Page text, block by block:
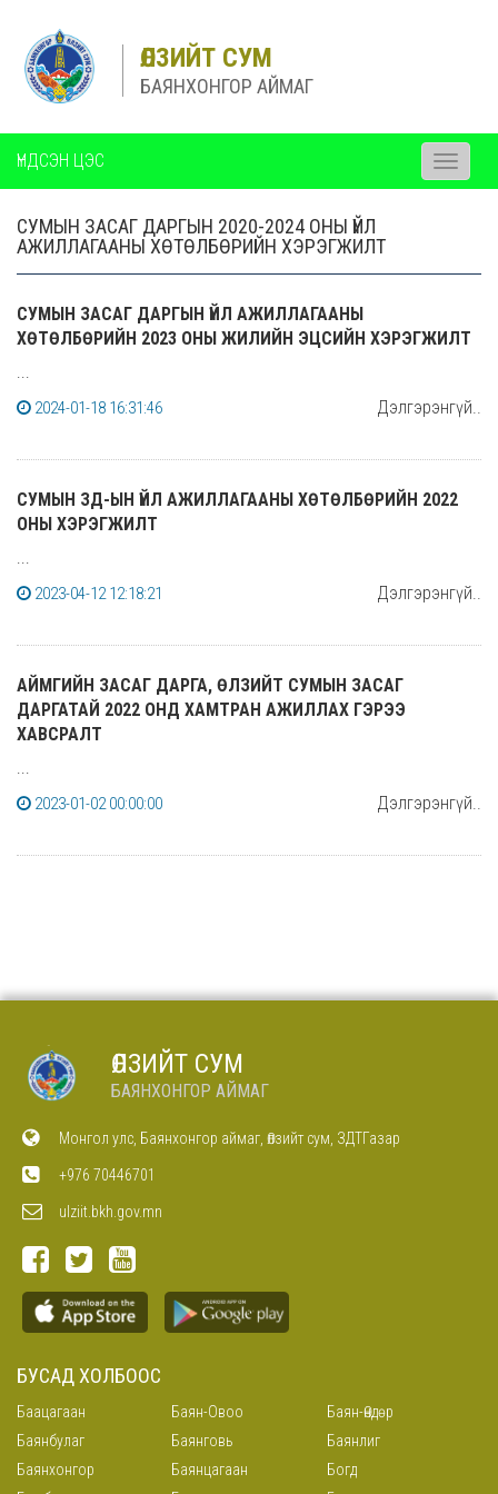
ӨЛЗИЙТ СУМ
БАЯНХОНГОР АЙМАГ
ҮНДСЭН ЦЭС
Toggle
СУМЫН ЗАСАГ ДАРГЫН 2020-2024 ОНЫ ҮЙЛ
АЖИЛЛАГААНЫ ХӨТӨЛБӨРИЙН ХЭРЭГЖИЛТ
СУМЫН ЗАСАГ ДАРГЫН ҮЙЛ АЖИЛЛАГААНЫ
ХӨТӨЛБӨРИЙН 2023 ОНЫ ЖИЛИЙН ЭЦСИЙН ХЭРЭГЖИЛТ
...
2024-01-18 16:31:46
Дэлгэрэнгүй..
СУМЫН ЗД-ЫН ҮЙЛ АЖИЛЛАГААНЫ ХӨТӨЛБӨРИЙН 2022
ОНЫ ХЭРЭГЖИЛТ
...
2023-04-12 12:18:21
Дэлгэрэнгүй..
АЙМГИЙН ЗАСАГ ДАРГА, ӨЛЗИЙТ СУМЫН ЗАСАГ
ДАРГАТАЙ 2022 ОНД ХАМТРАН АЖИЛЛАХ ГЭРЭЭ
ХАВСРАЛТ
...
2023-01-02 00:00:00
Дэлгэрэнгүй..
ӨЛЗИЙТ СУМ
БАЯНХОНГОР АЙМАГ
Монгол улс, Баянхонгор аймаг, Өлзийт сум, ЗДТГазар
+976 70446701
ulziit.bkh.gov.mn
БУСАД ХОЛБООС
Баацагаан Баян-Овоо
Баян-Өндөр
Баянбулаг
Баянговь
Баянлиг
Баянхонгор
Баянцагаан
Богд